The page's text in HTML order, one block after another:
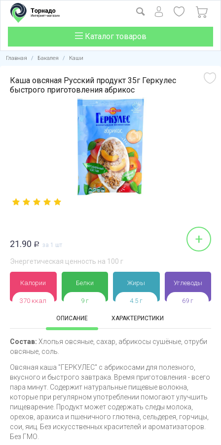
Каталог товаров
Главная / Бакалея / Каши
Каша овсяная Русский продукт 35г Геркулес
быстрого приготовления абрикос
21.90 Р за 1 шт +
Энергетическая ценность на 100 г
Калории
370 ккал
Белки
9 г
Жиры
4.5 г
Углеводы
69 г
ОПИСАНИЕ ХАРАКТЕРИСТИКИ
Состав: Хлопья овсяные, сахар, абрикосы сушёные, отруби
овсяные, соль.
Овсяная каша "ГЕРКУЛЕС" с абрикосами для полезного,
вкусного и быстрого завтрака. Время приготовления - всего
пара минут. Содержит натуральные пищевые волокна,
которые при регулярном употреблении помогают улучшить
пищеварение. Продукт может содержать следы молока,
орехов, арахиса и пшеничного глютена, сельдерея, горчицы,
сои, яиц. Без искусственных красителей и ароматизаторов.
Без ГМО.